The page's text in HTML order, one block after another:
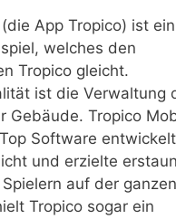
App Tropico) ist
welches den
Tropico gleicht.
ist die Verwaltung
Gebäude. Tropico
Software
und erzielte
auf der
Tropico sogar ein